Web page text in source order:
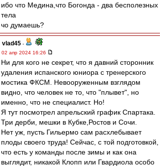
ибо что Медина,что Богонда - два бесполезных
тела
чо думаешь?
vlad45 -
02 апр 2024 16:26
Ни для кого не секрет, что я давний сторонник
удаления испанского юниора с тренерского
мостика ФКСМ. Невооруженным взглядом
видно, что человек не то, что "плывет", но
именно, что не специалист. Но!
Я тут посмотрел апрельский график Спартака.
Три дерби, мешки в Кубке,Ростов и Сочи.
Нет уж, пусть Гильермо сам расхлебывает
плоды своего труда! Сейчас, с той подготовкой,
что есть у команды после зимы и как она
выглядит, никакой Клопп или Гвардиола особо